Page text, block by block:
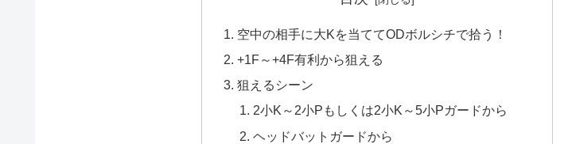
空中の相手に大Kを当ててODボルシチで拾う！
+1F～+4F有利から狙える
狙えるシーン
2小K～2小Pもしくは2小K～5小Pガードから
ヘッドバットガードから